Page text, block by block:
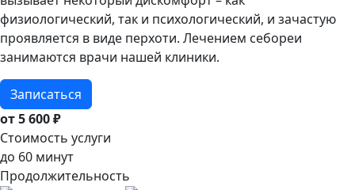
физиологический, так и психологический, и зачастую
проявляется в виде перхоти. Лечением себореи
занимаются врачи нашей клиники.
Записаться
от 5 600 ₽
Стоимость услуги
до 60 минут
Продолжительность